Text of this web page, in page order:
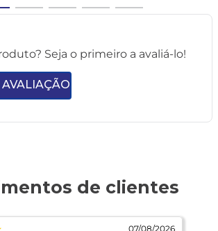
Seja o primeiro a avaliá-lo!
AVALIAÇÃO
07/08/2026